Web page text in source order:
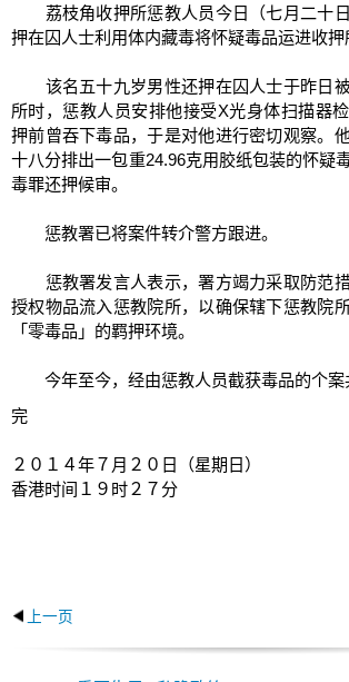
荔枝角收押所惩教人员今日（七月二十
押在囚人士利用体内藏毒将怀疑毒品运进收押
该名五十九岁男性还押在囚人士于昨日
所时，惩教人员安排他接受X光身体扫描器
押前曾吞下毒品，于是对他进行密切观察。
十八分排出一包重24.96克用胶纸包装的怀疑
毒罪还押候审。
惩教署已将案件转介警方跟进。
惩教署发言人表示，署方竭力采取防范
授权物品流入惩教院所，以确保辖下惩教院
「零毒品」的羁押环境。
今年至今，经由惩教人员截获毒品的个案
完
２０１４年７月２０日（星期日）
香港时间１９时２７分
上一页